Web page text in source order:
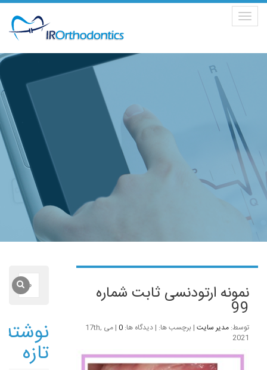
Toggle
navigation
نمونه ارتودنسی ثابت شماره
99
توسط: مدیر سایت | برچسب ها: | دیدگاه ها: 0
| می 17th,
2021
تازه